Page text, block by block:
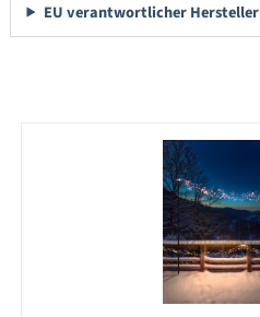
EU verantwortlicher Hersteller